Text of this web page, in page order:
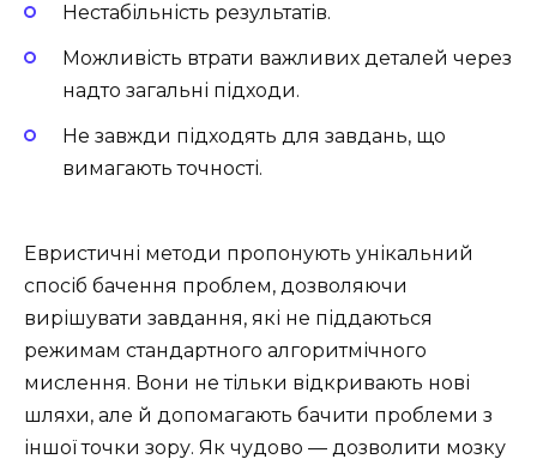
Нестабільність результатів.
Можливість втрати важливих деталей через
надто загальні підходи.
Не завжди підходять для завдань, що
вимагають точності.
Евристичні методи пропонують унікальний
спосіб бачення проблем, дозволяючи
вирішувати завдання, які не піддаються
режимам стандартного алгоритмічного
мислення. Вони не тільки відкривають нові
шляхи, але й допомагають бачити проблеми з
іншої точки зору. Як чудово — дозволити мозку